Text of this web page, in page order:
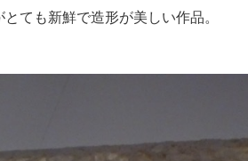
ても新鮮で造形が美しい作品。